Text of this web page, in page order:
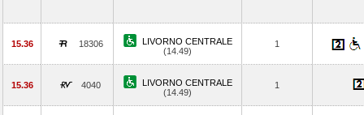
15.36 18306
LIVORNO CENTRALE
(14.49)
1
15.36 4040
LIVORNO CENTRALE
(14.49)
1